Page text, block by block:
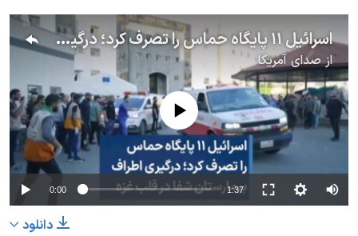
اسرائیل ۱۱ پایگاه حماس را تصرف کرد؛ درگیری اطراف بیمارستان شفا در قلب غزه
ازصدای آمریکا
No media source currently available
0:00 1:37
دانلود